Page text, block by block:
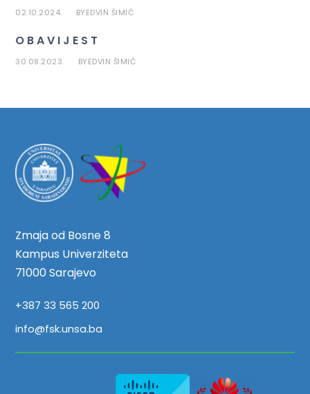
02.10.2024. BYEDVIN ŠIMIĆ
O B A V I J E S T
30.08.2023. BYEDVIN ŠIMIĆ
Zmaja od Bosne 8
Kampus Univerziteta
71000 Sarajevo
+387 33 565 200
info@fsk.unsa.ba